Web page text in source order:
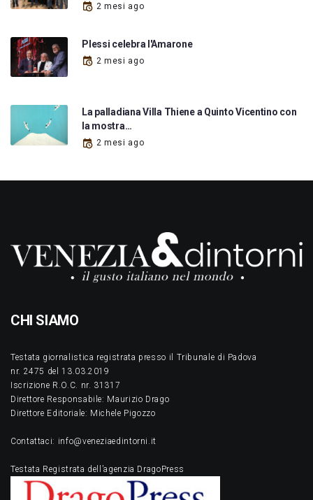
2 mesi ago
Plessi celebra l'Amarone
2 mesi ago
La palladiana Villa Thiene a Quinto Vicentino con
la mostra…
2 mesi ago
CHI SIAMO
Testata giornalistica registrata presso il Tribunale di Padova
nr. 2475 del 13.03.2019
Iscrizione R.O.C. nr. 31317
Direttore Responsabile: Maurizio Drago
Direttore Editoriale: Michele Pigozzo
Contattaci: info@veneziaedintorni.it
Testata Registrata dell’agenzia DragoPress